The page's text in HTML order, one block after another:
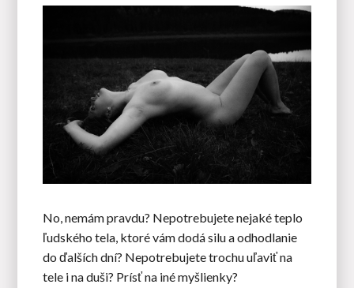
No, nemám pravdu? Nepotrebujete nejaké teplo
ľudského tela, ktoré vám dodá silu a odhodlanie
do ďalších dní? Nepotrebujete trochu uľaviť na
tele i na duši? Prísť na iné myšlienky?